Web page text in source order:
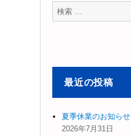
検
索
最近の投稿
夏季休業のお知らせ
2026年7月31日